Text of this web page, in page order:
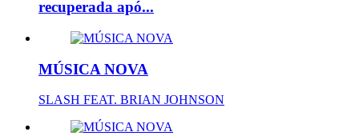
recuperada apó...
MÚSICA NOVA
SLASH FEAT. BRIAN JOHNSON